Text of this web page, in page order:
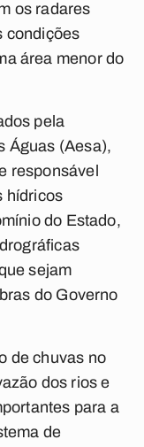
os radares
condições
área menor do
pela
Águas (Aesa),
responsável
hídricos
do Estado,
sejam
do Governo
de chuvas no
dos rios e
para a
de